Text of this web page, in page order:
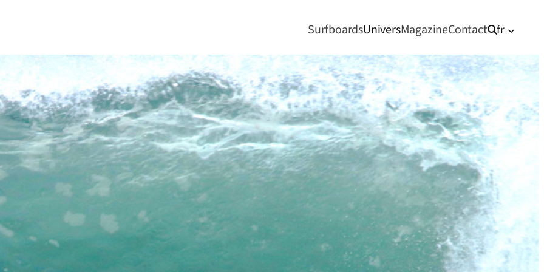
SurfboardsUniversMagazineContact fr